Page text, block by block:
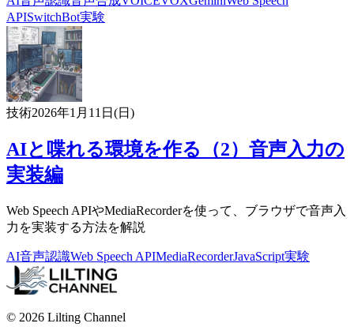
APISwitchBot実験
技術2026年1月11日(日)
AIと喋れる環境を作る（2）音声入力の
実装編
Web Speech APIやMediaRecorderを使って、ブラウザで音声入
力を実装する方法を解説
AI音声認識Web Speech APIMediaRecorderJavaScript実験
© 2026 Lilting Channel